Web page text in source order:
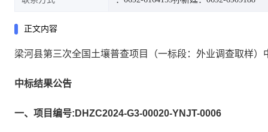
正文内容
梁河县第三次全国土壤普查项目（一标段：外业调查取样）
中标结果公告
一、项目编号:DHZC2024-G3-00020-YNJT-0006